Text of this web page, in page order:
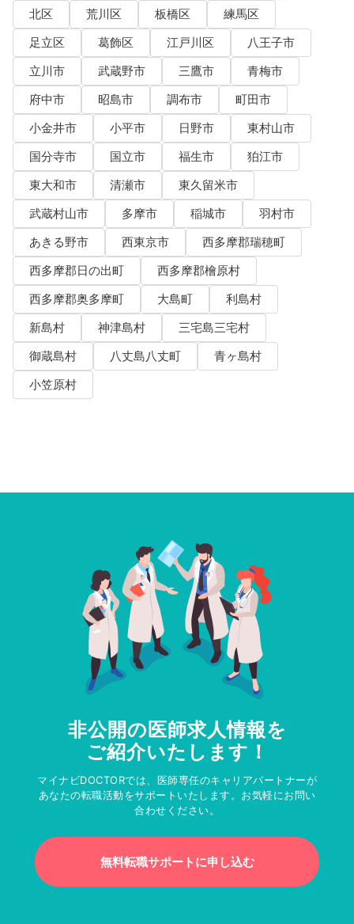
北区
荒川区 板橋区
練馬区
足立区
葛飾区 江戸川区
八王子市
立川市
武蔵野市 三鷹市
青梅市
府中市
昭島市 調布市
町田市
小金井市
小平市 日野市
東村山市
国分寺市
国立市 福生市
狛江市
東大和市
清瀬市
東久留米市
武蔵村山市
多摩市 稲城市
羽村市
あきる野市
西東京市
西多摩郡瑞穂町
西多摩郡日の出町
西多摩郡檜原村
西多摩郡奥多摩町
大島町
利島村
新島村
神津島村
三宅島三宅村
御蔵島村
八丈島八丈町
青ヶ島村
小笠原村
非公開の医師求人情報を
ご紹介いたします！
マイナビDOCTORでは、医師専任のキャリアパートナーが
あなたの転職活動をサポートいたします。お気軽にお問い
合わせください。
無料転職サポートに申し込む